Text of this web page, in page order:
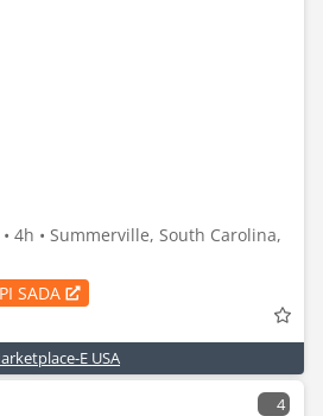
4h • Summerville, South Carolina,
SADA
E USA
4